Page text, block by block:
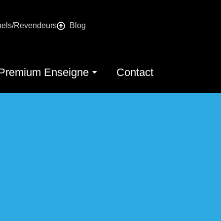
Revendeurs Blog
Enseigne Contact